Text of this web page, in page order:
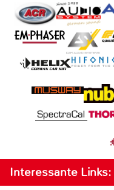
Interessante Links: